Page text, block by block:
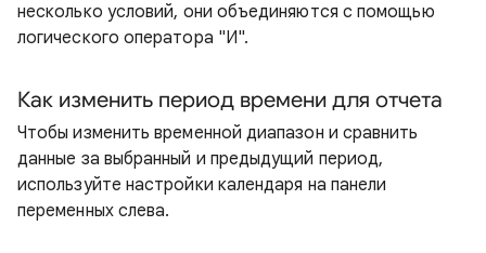
несколько условий, они объединяются с помощью
логического оператора "И".
Как изменить период времени для отчета
Чтобы изменить временной диапазон и сравнить
данные за выбранный и предыдущий период,
используйте настройки календаря на панели
переменных слева.